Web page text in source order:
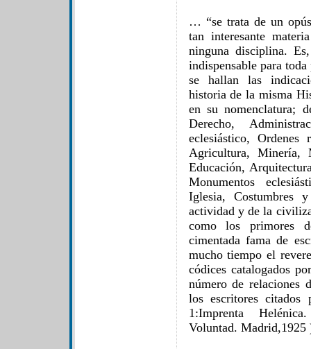
… “se trata de un
tan interesante
ninguna disciplina.
indispensable para
se hallan las
historia de la misma
en su nomenclatura;
Derecho,
eclesiástico, Ordenes
Agricultura, Minería,
Educación,
Monumentos
Iglesia, Costumbres
actividad y de la
como los primores
cimentada fama de
mucho tiempo el
códices catalogados
número de relaciones
los escritores citados
1:Imprenta
Voluntad. Madrid,1925